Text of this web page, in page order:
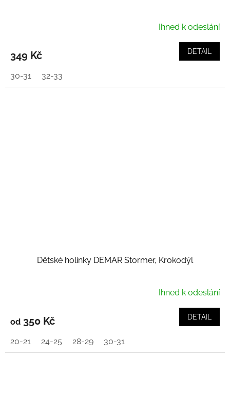
Ihned k odeslání
349 Kč DETAIL
30-31 32-33
Dětské holínky DEMAR Stormer, Krokodýl
Ihned k odeslání
od 350 Kč DETAIL
20-21 24-25 28-29 30-31